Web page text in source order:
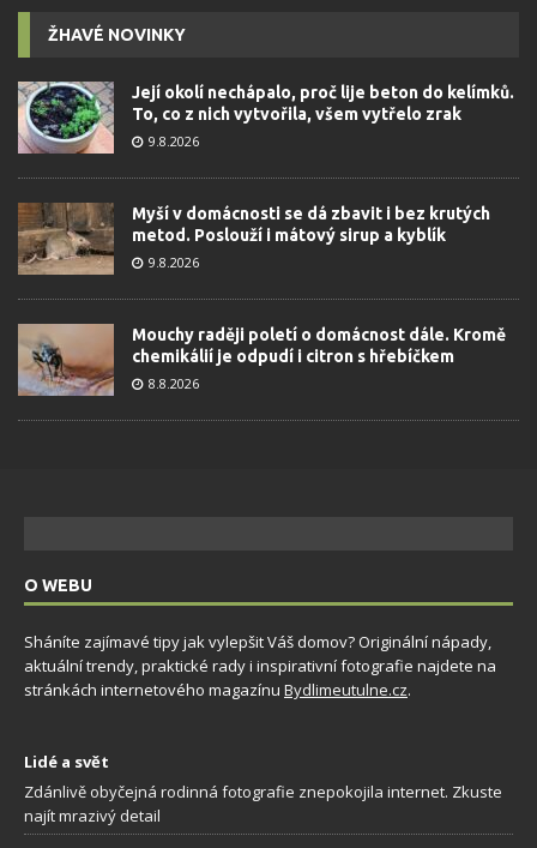
ŽHAVÉ NOVINKY
Její okolí nechápalo, proč lije beton do kelímků.
To, co z nich vytvořila, všem vytřelo zrak
9.8.2026
Myší v domácnosti se dá zbavit i bez krutých
metod. Poslouží i mátový sirup a kyblík
9.8.2026
Mouchy raději poletí o domácnost dále. Kromě
chemikálií je odpudí i citron s hřebíčkem
8.8.2026
O WEBU
Sháníte zajímavé tipy jak vylepšit Váš domov? Originální nápady,
aktuální trendy, praktické rady i inspirativní fotografie najdete na
stránkách internetového magazínu Bydlimeutulne.cz.
Lidé a svět
Zdánlivě obyčejná rodinná fotografie znepokojila internet. Zkuste
najít mrazivý detail